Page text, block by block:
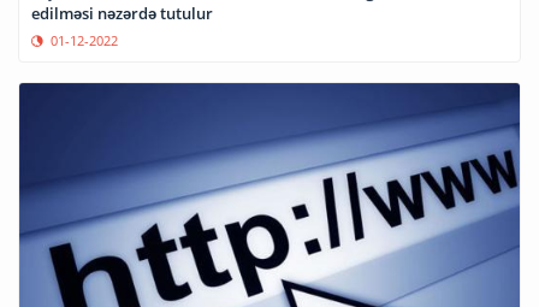
edilməsi nəzərdə tutulur
01-12-2022